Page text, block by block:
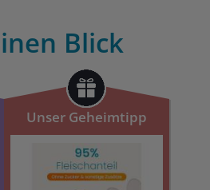
Blick
Unser Geheimtipp